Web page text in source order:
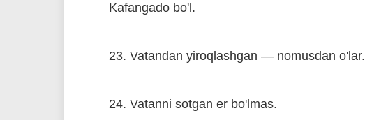
Kafangado bo'l.
23. Vatandan yiroqlashgan — nomusdan o'lar.
24. Vatanni sotgan er bo'lmas.